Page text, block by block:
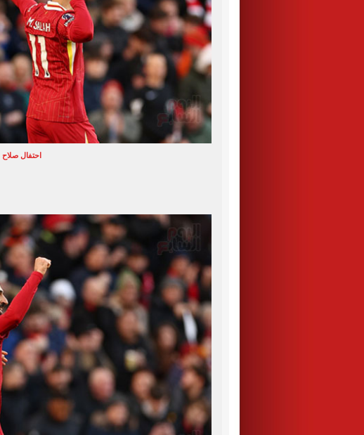
احتفال صلاح